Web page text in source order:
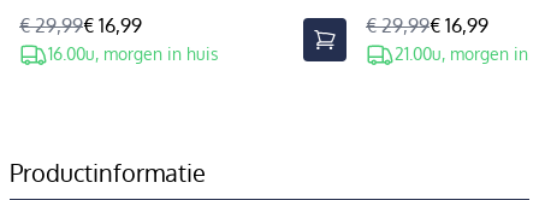
€ 29,99€ 16,99
16.00u, morgen in huis
€ 29,99€ 16,99
21.00u, morgen in
Productinformatie